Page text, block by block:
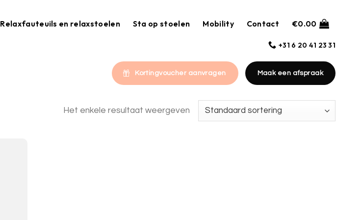
Relaxfauteuils en relaxstoelen Sta op stoelen Mobility Contact €0.00
+31 6 20 41 23 31
Kortingvoucher aanvragen Maak een afspraak
Het enkele resultaat weergeven